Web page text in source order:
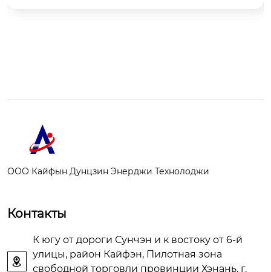
ООО Кайфын Дунцзин Энерджи Технолоджи
Контакты

К югу от дороги Сунчэн и к востоку от 6-й
улицы, район Кайфэн, Пилотная зона
свободной торговли провинции Хэнань, г.